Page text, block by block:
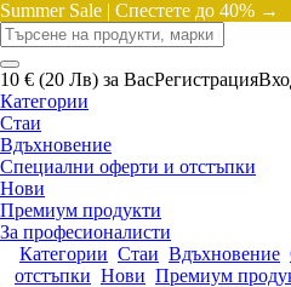
Summer Sale | Спестете до 40% →
10 € (20 Лв) за ВасРегистрация
Категории
Стаи
Вдъхновение
Специални оферти и отстъпки
Нови
Премиум продукти
За професионалисти
Категории Стаи Вдъхновение
отстъпки Нови Премиум